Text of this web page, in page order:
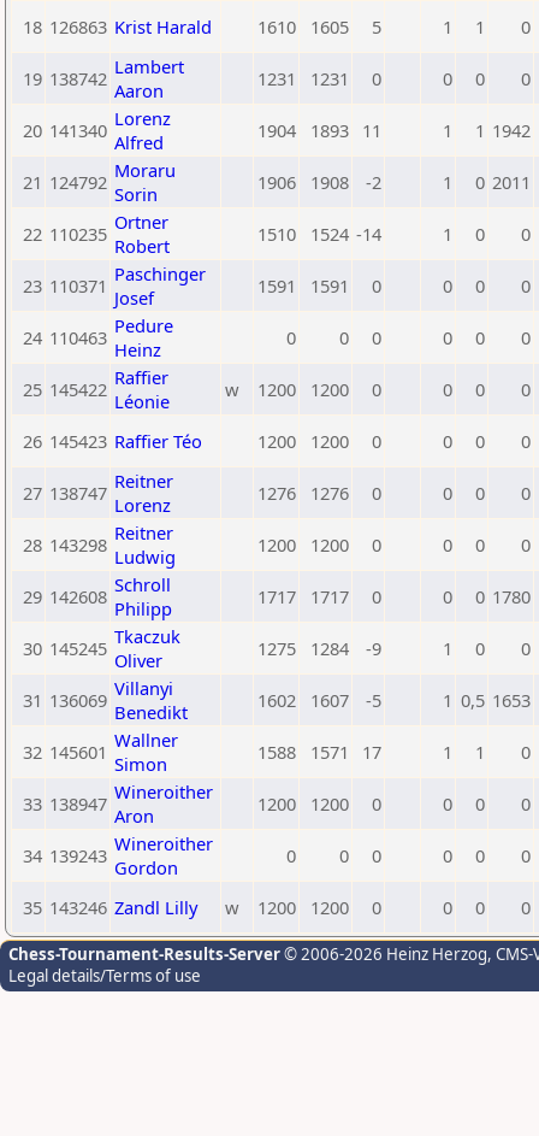
18 126863 Krist Harald 1610 1605 5 1 1 0
19 138742 Lambert
Aaron
1231 1231 0 0 0 0
20 141340 Lorenz
Alfred
1904 1893 11 1 1 1942
21 124792 Moraru
Sorin
1906 1908 -2 1 0 2011
22 110235 Ortner
Robert
1510 1524 -14 1 0 0
23 110371 Paschinger
Josef
1591 1591 0 0 0 0
24 110463 Pedure
Heinz
0 0 0 0 0 0
25 145422 Raffier
Léonie
w 1200 1200 0 0 0 0
26 145423 Raffier Téo 1200 1200 0 0 0 0
27 138747 Reitner
Lorenz
1276 1276 0 0 0 0
28 143298 Reitner
Ludwig
1200 1200 0 0 0 0
29 142608 Schroll
Philipp
1717 1717 0 0 0 1780
30 145245 Tkaczuk
Oliver
1275 1284 -9 1 0 0
31 136069 Villanyi
Benedikt
1602 1607 -5 1 0,5 1653
32 145601 Wallner
Simon
1588 1571 17 1 1 0
33 138947 Wineroither
Aron
1200 1200 0 0 0 0
34 139243 Wineroither
Gordon
0 0 0 0 0 0
35 143246 Zandl Lilly w 1200 1200 0 0 0 0
Chess-Tournament-Results-Server© 2006-2026 Heinz Herzog,
Legal details/Terms of use